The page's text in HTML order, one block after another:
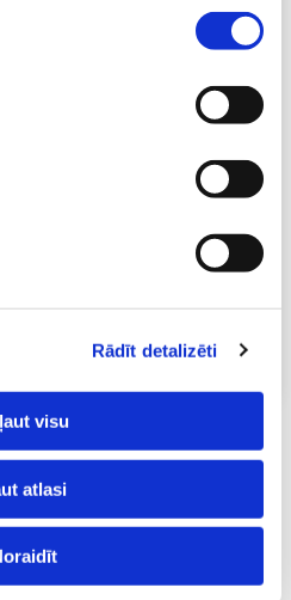
Rādīt detalizēti
visu
atlasi
Tev ir jāielogojas